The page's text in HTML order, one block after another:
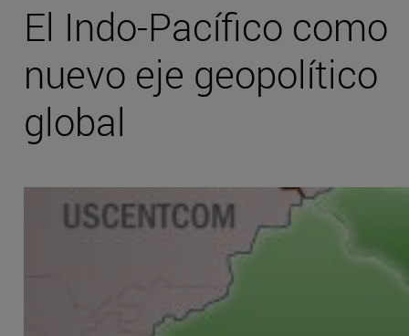
El Indo-Pacífico como
nuevo eje geopolítico
global